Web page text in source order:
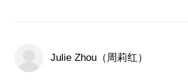
Julie Zhou（周莉红）